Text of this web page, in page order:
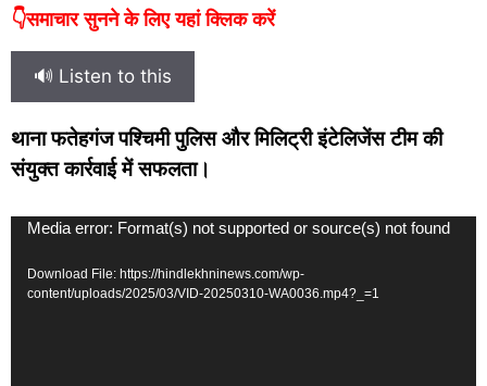
👇समाचार सुनने के लिए यहां क्लिक करें
🔊 Listen to this
थाना फतेहगंज पश्चिमी पुलिस और मिलिट्री इंटेलिजेंस टीम की
संयुक्त कार्रवाई में सफलता।
Video
Media error: Format(s) not supported or source(s) not found
Download File: https://hindlekhninews.com/wp-
content/uploads/2025/03/VID-20250310-WA0036.mp4?_=1